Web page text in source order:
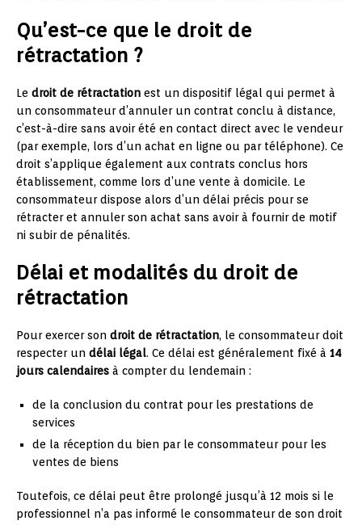
Qu’est-ce que le droit de
rétractation ?
Le droit de rétractation est un dispositif légal qui permet à
un consommateur d’annuler un contrat conclu à distance,
c’est-à-dire sans avoir été en contact direct avec le vendeur
(par exemple, lors d’un achat en ligne ou par téléphone). Ce
droit s’applique également aux contrats conclus hors
établissement, comme lors d’une vente à domicile. Le
consommateur dispose alors d’un délai précis pour se
rétracter et annuler son achat sans avoir à fournir de motif
ni subir de pénalités.
Délai et modalités du droit de
rétractation
Pour exercer son droit de rétractation, le consommateur doit
respecter un délai légal. Ce délai est généralement fixé à 14
jours calendaires à compter du lendemain :
de la conclusion du contrat pour les prestations de
services
de la réception du bien par le consommateur pour les
ventes de biens
Toutefois, ce délai peut être prolongé jusqu’à 12 mois si le
professionnel n’a pas informé le consommateur de son droit